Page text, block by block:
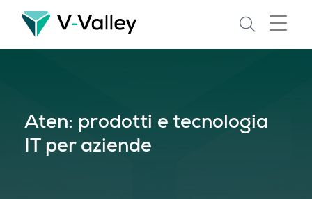
Skip
main
Aten: prodotti e tecnologia
IT per aziende